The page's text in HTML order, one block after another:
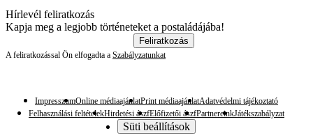
Hírlevél feliratkozás
Kapja meg a legjobb történeteket a postaládájába!
Feliratkozás
A feliratkozással Ön elfogadta a Szabályzatunkat
ImpresszumOnline médiaajánlatPrint médiaajánlatAdatvédelmi tájékoztató
Felhasználási feltételekHirdetési ászfElőfizetői ászfPartnereinkJátékszabályzat
Süti beállítások